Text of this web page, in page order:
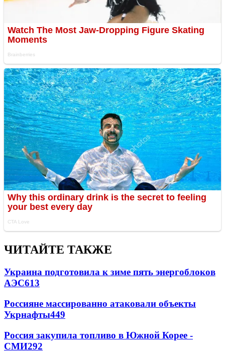
ЧИТАЙТЕ ТАКЖЕ
Украина подготовила к зиме пять энергоблоков
АЭС613
Россияне массированно атаковали объекты
Укрнафты449
Россия закупила топливо в Южной Корее -
СМИ292